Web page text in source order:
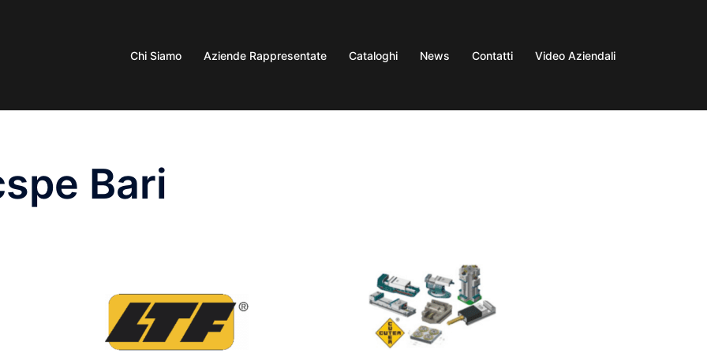
Chi Siamo Aziende Rappresentate Cataloghi News Contatti Video Aziendali
Bari